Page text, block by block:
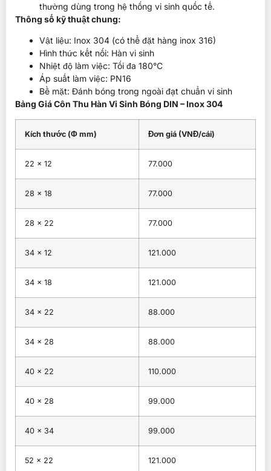
thường dùng trong hệ thống vi sinh quốc tế.
Thông số kỹ thuật chung:
Vật liệu: Inox 304 (có thể đặt hàng inox 316)
Hình thức kết nối: Hàn vi sinh
Nhiệt độ làm việc: Tối đa 180°C
Áp suất làm việc: PN16
Bề mặt: Đánh bóng trong ngoài đạt chuẩn vi sinh
Bảng Giá Côn Thu Hàn Vi Sinh Bóng DIN – Inox 304
Kích thước (Φ mm) Đơn giá (VNĐ/cái)
22 × 12 77.000
28 × 18 77.000
28 × 22 77.000
34 × 12 121.000
34 × 18 121.000
34 × 22 88.000
34 × 28 88.000
40 × 22 110.000
40 × 28 99.000
40 × 34 99.000
52 × 22 121.000